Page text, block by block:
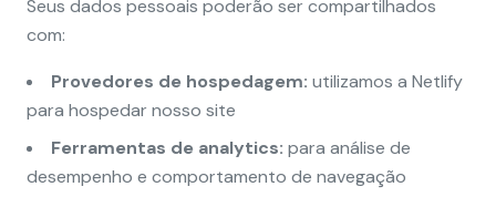
Seus dados pessoais poderão ser compartilhados
com:
Provedores de hospedagem: utilizamos a Netlify
para hospedar nosso site
Ferramentas de analytics: para análise de
desempenho e comportamento de navegação